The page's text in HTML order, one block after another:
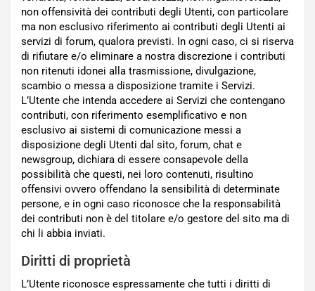
non offensività dei contributi degli Utenti, con particolare
ma non esclusivo riferimento ai contributi degli Utenti ai
servizi di forum, qualora previsti. In ogni caso, ci si riserva
di rifiutare e/o eliminare a nostra discrezione i contributi
non ritenuti idonei alla trasmissione, divulgazione,
scambio o messa a disposizione tramite i Servizi.
L’Utente che intenda accedere ai Servizi che contengano
contributi, con riferimento esemplificativo e non
esclusivo ai sistemi di comunicazione messi a
disposizione degli Utenti dal sito, forum, chat e
newsgroup, dichiara di essere consapevole della
possibilità che questi, nei loro contenuti, risultino
offensivi ovvero offendano la sensibilità di determinate
persone, e in ogni caso riconosce che la responsabilità
dei contributi non è del titolare e/o gestore del sito ma di
chi li abbia inviati.
Diritti di proprietà
L’Utente riconosce espressamente che tutti i diritti di